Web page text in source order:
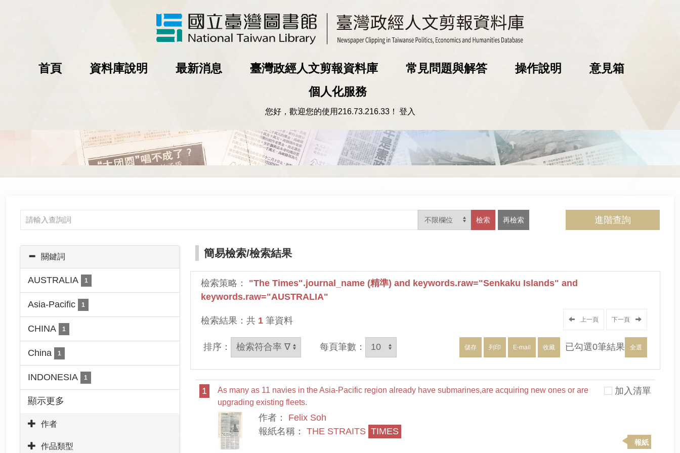
首頁 資料庫說明 最新消息 臺灣政經人文剪報資料庫 常見問題與解答 操作說明
意見箱
個人化服務
您好，歡迎您的使用 216.73.216.33！ 登入
檢索 再檢索 進階查詢
簡易檢索/檢索結果
檢索策略：
"The Times".journal_name (精準) and keywords.raw="Senkaku Islands" and
keywords.raw="AUSTRALIA"
檢索結果：共 1筆資料 上一頁 下一頁
排序： 每頁筆數： 儲存 列印 E-mail 收藏 已勾選0筆結果 全選
1
As many as 11 navies in the Asia-Pacific region already have submarines,are acquiring new ones or are
upgrading existing fleets.
作者： Felix Soh
報紙名稱： THE STRAITS TIMES
加入清單
報紙
關鍵詞
AUSTRALIA 1
Asia-Pacific 1
CHINA 1
China 1
INDONESIA 1
顯示更多
作者
作品類型